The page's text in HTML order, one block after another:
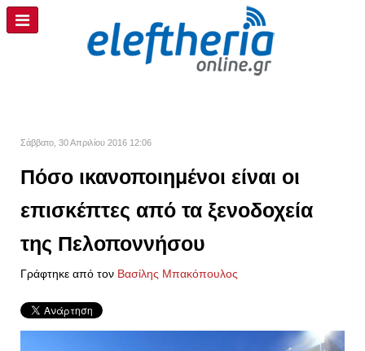
Σάββατο, 30 Απριλίου 2016 12:06
Πόσο ικανοποιημένοι είναι οι
επισκέπτες από τα ξενοδοχεία
της Πελοποννήσου
Γράφτηκε από τον Βασίλης Μπακόπουλος